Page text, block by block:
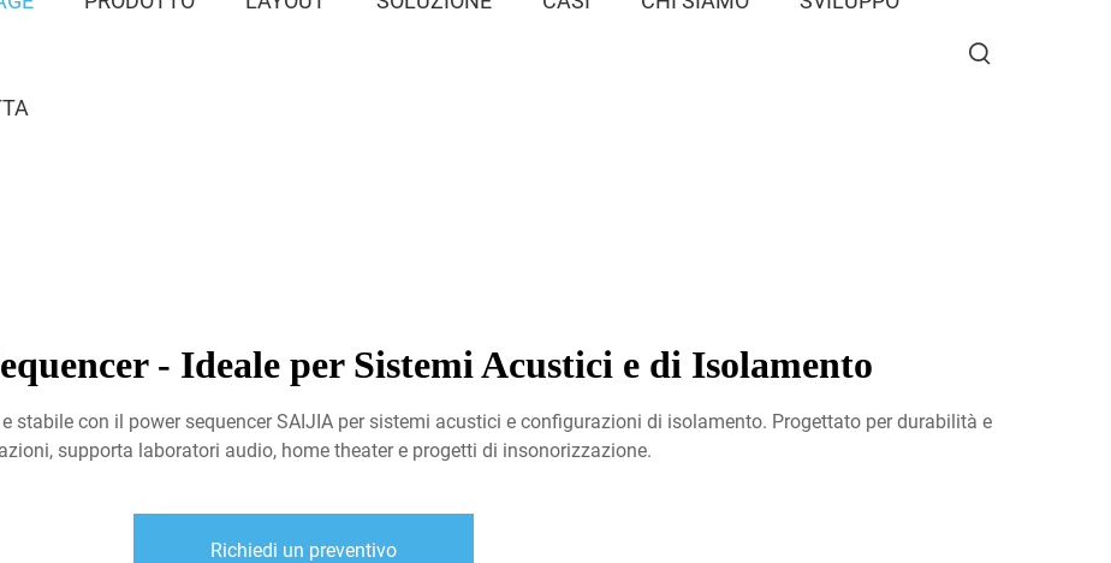
- Ideale per Sistemi Acustici e di Isolamento
stabile con il power sequencer SAIJIA per sistemi acustici e configurazioni di isolamento. Progettato per durabilità e
supporta laboratori audio, home theater e progetti di insonorizzazione.
Richiedi un preventivo